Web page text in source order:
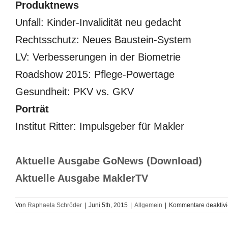
Produktnews
Unfall: Kinder-Invalidität neu gedacht
Rechtsschutz: Neues Baustein-System
LV: Verbesserungen in der Biometrie
Roadshow 2015: Pflege-Powertage
Gesundheit: PKV vs. GKV
Porträt
Institut Ritter: Impulsgeber für Makler
Aktuelle Ausgabe GoNews (Download)
Aktuelle Ausgabe MaklerTV
Von Raphaela Schröder Juni 5th, 2015 Allgemein Kommentare